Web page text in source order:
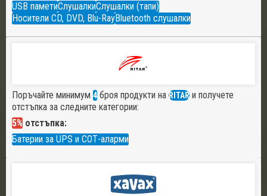
USB паметиСлушалкиСлушалки (тапи)
Носители CD, DVD, Blu-RayBluetooth слушалки
Поръчайте минимум 4 броя продукти на RITAR и получете
отстъпка за следните категории:
5% отстъпка:
Батерии за UPS и СОТ-аларми